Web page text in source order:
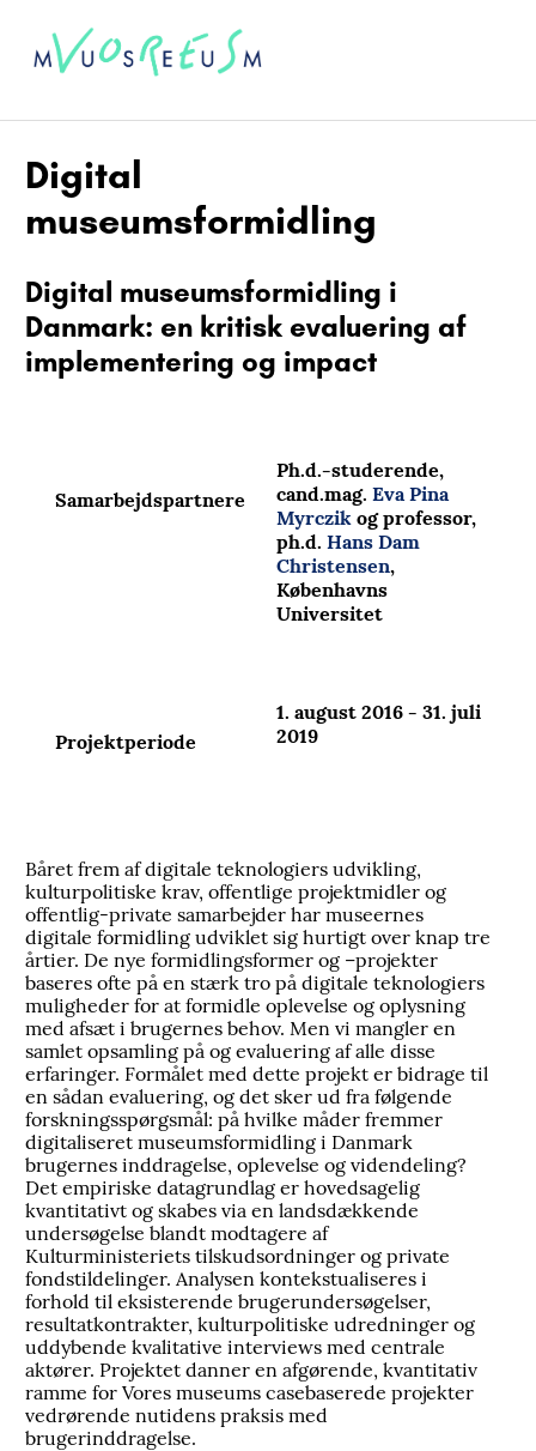
Digital
museumsformidling
Digital museumsformidling i
Danmark: en kritisk evaluering af
implementering og impact
Samarbejdspartnere
Ph.d.-studerende,
cand.mag.Eva Pina
Myrczikog professor,
ph.d.Hans Dam
Christensen,
Københavns
Universitet
Projektperiode
1. august 2016 - 31. juli
2019
Båret frem af digitale teknologiers udvikling,
kulturpolitiske krav, offentlige projektmidler og
offentlig-private samarbejder har museernes
digitale formidling udviklet sig hurtigt over knap tre
årtier. De nye formidlingsformer og –projekter
baseres ofte på en stærk tro på digitale teknologiers
muligheder for at formidle oplevelse og oplysning
med afsæt i brugernes behov. Men vi mangler en
samlet opsamling på og evaluering af alle disse
erfaringer. Formålet med dette projekt er bidrage til
en sådan evaluering, og det sker ud fra følgende
forskningsspørgsmål: på hvilke måder fremmer
digitaliseret museumsformidling i Danmark
brugernes inddragelse, oplevelse og videndeling?
Det empiriske datagrundlag er hovedsagelig
kvantitativt og skabes via en landsdækkende
undersøgelse blandt modtagere af
Kulturministeriets tilskudsordninger og private
fondstildelinger. Analysen kontekstualiseres i
forhold til eksisterende brugerundersøgelser,
resultatkontrakter, kulturpolitiske udredninger og
uddybende kvalitative interviews med centrale
aktører. Projektet danner en afgørende, kvantitativ
ramme for Vores museums casebaserede projekter
vedrørende nutidens praksis med
brugerinddragelse.